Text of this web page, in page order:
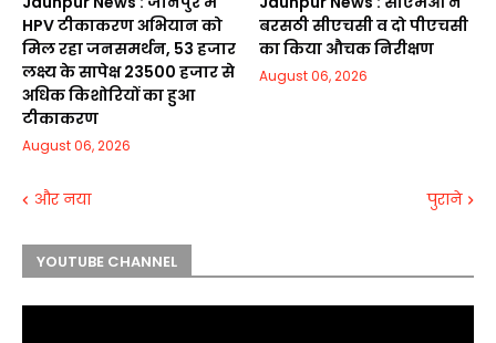
HPV टीकाकरण अभियान को
मिल रहा जनसमर्थन, 53 हजार
लक्ष्य के सापेक्ष 23500 हजार से
अधिक किशोरियों का हुआ
टीकाकरण
August 06, 2026
बरसठी सीएचसी व दो पीएचसी
का किया औचक निरीक्षण
August 06, 2026
और नया पुराने
YOUTUBE CHANNEL